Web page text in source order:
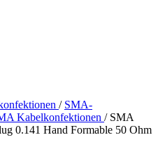
/ SMA-
Kabelkonfektionen / SMA
0.141 Hand Formable 50 Ohm